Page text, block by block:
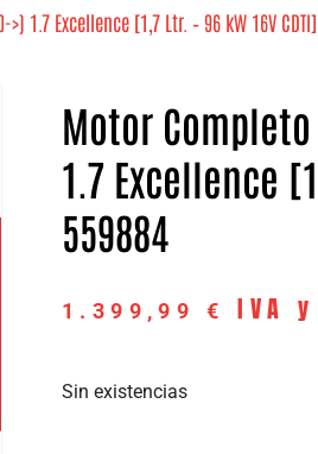
1.7 Excellence [1,7 Ltr. – 96 kW 16V
Motor
1.7 Excellence
559884
1.399,99 € IVA
Sin existencias